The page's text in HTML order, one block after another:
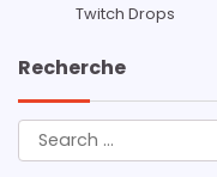
Twitch Drops
Recherche
Search
for: